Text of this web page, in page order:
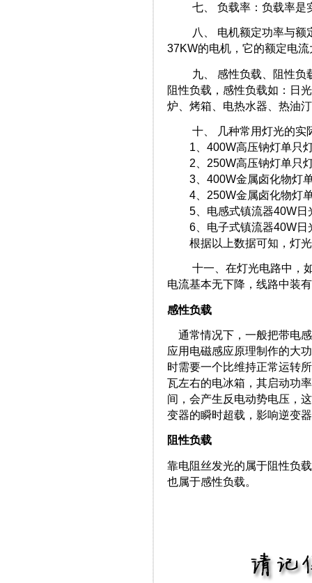
七、 负载率：负载率是实
八、 电机额定功率与额
37KW的电机，它的额定电
九、 感性负载、阻性负载
阻性负载，感性负载如：日
炉、烤箱、电热水器、热油
十、 几种常用灯光的实际
1、400W高压钠灯单只灯
2、250W高压钠灯单只灯
3、400W金属卤化物灯单
4、250W金属卤化物灯单
5、电感式镇流器40W日
6、电子式镇流器40W日
根据以上数据可知，灯光
十一、在灯光电路中，如
电流基本无下降，线路中装
感性负载
通常情况下，一般把带电
应用电磁感应原理制作的
时需要一个比维持正常运转
瓦左右的电冰箱，其启动功
间，会产生反电动势电压，
变器的瞬时超载，影响逆变
阻性负载
靠电阻丝发光的属于阻性负
也属于感性负载。